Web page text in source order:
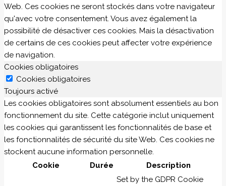
Web. Ces cookies ne seront stockés dans votre navigateur
qu'avec votre consentement. Vous avez également la
possibilité de désactiver ces cookies. Mais la désactivation
de certains de ces cookies peut affecter votre expérience
de navigation.
Cookies obligatoires
Cookies obligatoires
Toujours activé
Les cookies obligatoires sont absolument essentiels au bon
fonctionnement du site. Cette catégorie inclut uniquement
les cookies qui garantissent les fonctionnalités de base et
les fonctionnalités de sécurité du site Web. Ces cookies ne
stockent aucune information personnelle.
Cookie
Durée Description
Set by the GDPR Cookie